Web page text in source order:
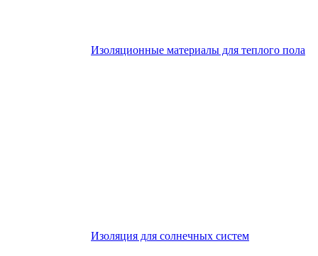
Изоляционные материалы для теплого пола
Изоляция для солнечных систем